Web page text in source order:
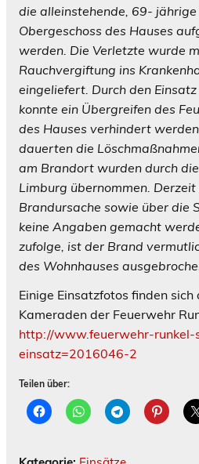
die alleinstehende, 69-
Obergeschoss des Hauses
werden. Die Verletzte wurde
Rauchvergiftung ins
eingeliefert. Durch den
konnte ein Übergreifen des
des Hauses verhindert
dauerten die
am Brandort wurden durch
Limburg übernommen. Derzeit
Brandursache sowie über die
keine Angaben gemacht
zufolge, ist der Brand
des Wohnhauses
Einige Einsatzfotos finden
Kameraden der Feuerwehr
http://www.feuerwehr-runkel-
einsatz=2016046-2
Teilen über: